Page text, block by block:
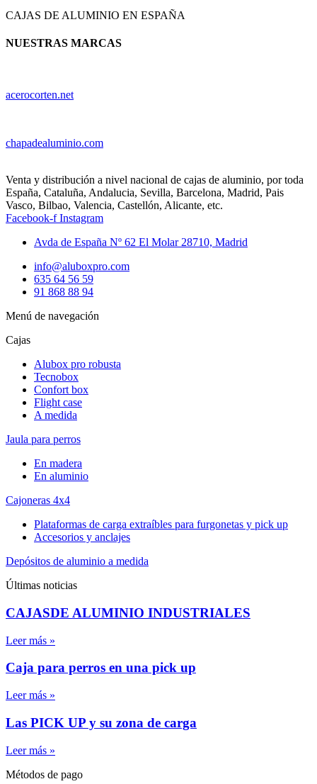
CAJAS DE ALUMINIO EN ESPAÑA
NUESTRAS MARCAS
acerocorten.net
chapadealuminio.com
Venta y distribución a nivel nacional de cajas de aluminio, por toda
España, Cataluña, Andalucia, Sevilla, Barcelona, Madrid, Pais
Vasco, Bilbao, Valencia, Castellón, Alicante, etc.
Facebook-f Instagram
Avda de España Nº 62 El Molar 28710, Madrid
info@aluboxpro.com
635 64 56 59
91 868 88 94
Menú de navegación
Cajas
Alubox pro robusta
Tecnobox
Confort box
Flight case
A medida
Jaula para perros
En madera
En aluminio
Cajoneras 4x4
Plataformas de carga extraíbles para furgonetas y pick up
Accesorios y anclajes
Depósitos de aluminio a medida
Últimas noticias
CAJASDE ALUMINIO INDUSTRIALES
Leer más »
Caja para perros en una pick up
Leer más »
Las PICK UP y su zona de carga
Leer más »
Métodos de pago